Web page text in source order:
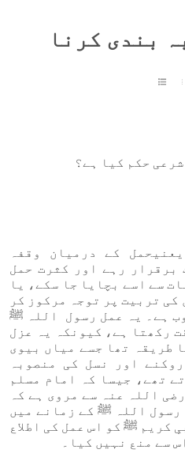
بندی کرنا
حکم کیا ہے؟
کے درمیان وقفہ
برقرار رہے اور کثرت حمل
سے اسے بچایا جا سکے، یا
کی تربیت پر توجہ مرکوز کر
ہے۔ یہ عمل رسول اللہ ﷺ
رکھتا ہے، کیونکہ یہ عزل
طریقہ تھا جسے میاں بیوی
اور نسل کی منصوبہ
تھے، جیسا کہ امام مسلم
اللہ عنہ سے مروی ہے کہ
رسول اللہ ﷺ کے زمانے میں
کریم ﷺ کو اس عمل کی اطلاع
سے منع نہیں کیا۔